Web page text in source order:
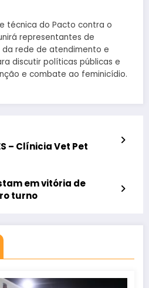
técnica do Pacto contra o
representantes de
da rede de atendimento e
discutir políticas públicas e
e combate ao feminicídio.
– Clínicia Vet Pet
em vitória de
turno